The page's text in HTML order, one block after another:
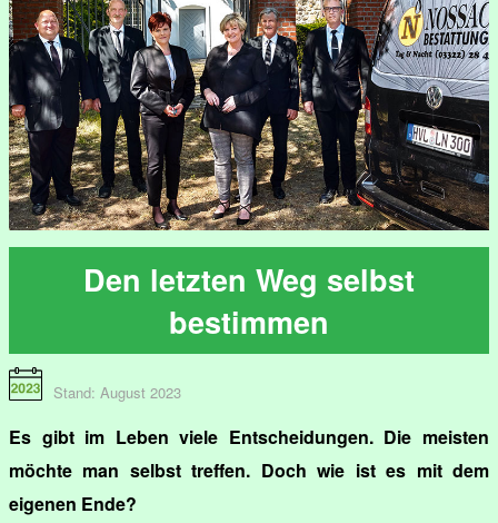
Den letzten Weg selbst
bestimmen
Stand: August 2023
Es gibt im Leben viele Entscheidungen. Die meisten
möchte man selbst treffen. Doch wie ist es mit dem
eigenen Ende?